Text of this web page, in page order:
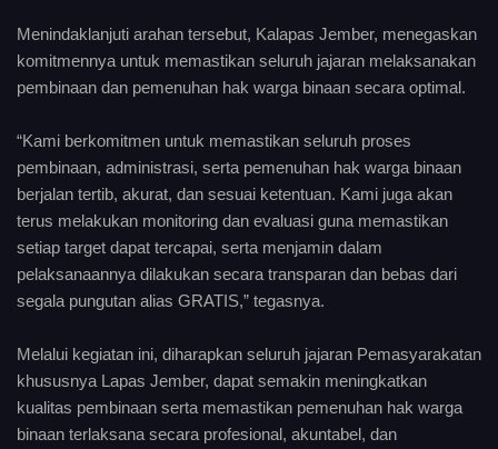
Menindaklanjuti arahan tersebut, Kalapas Jember, menegaskan
komitmennya untuk memastikan seluruh jajaran melaksanakan
pembinaan dan pemenuhan hak warga binaan secara optimal.
“Kami berkomitmen untuk memastikan seluruh proses
pembinaan, administrasi, serta pemenuhan hak warga binaan
berjalan tertib, akurat, dan sesuai ketentuan. Kami juga akan
terus melakukan monitoring dan evaluasi guna memastikan
setiap target dapat tercapai, serta menjamin dalam
pelaksanaannya dilakukan secara transparan dan bebas dari
segala pungutan alias GRATIS,” tegasnya.
Melalui kegiatan ini, diharapkan seluruh jajaran Pemasyarakatan
khususnya Lapas Jember, dapat semakin meningkatkan
kualitas pembinaan serta memastikan pemenuhan hak warga
binaan terlaksana secara profesional, akuntabel, dan